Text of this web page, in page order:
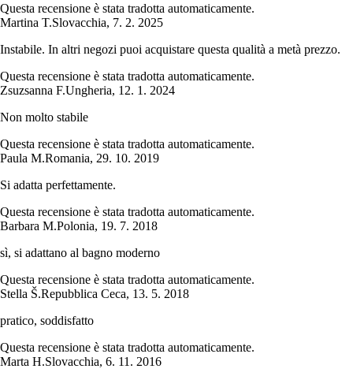
Questa recensione è stata tradotta automaticamente.
Martina T.Slovacchia, 7. 2. 2025
Instabile. In altri negozi puoi acquistare questa qualità a metà prezzo.
Questa recensione è stata tradotta automaticamente.
Zsuzsanna F.Ungheria, 12. 1. 2024
Non molto stabile
Questa recensione è stata tradotta automaticamente.
Paula M.Romania, 29. 10. 2019
Si adatta perfettamente.
Questa recensione è stata tradotta automaticamente.
Barbara M.Polonia, 19. 7. 2018
sì, si adattano al bagno moderno
Questa recensione è stata tradotta automaticamente.
Stella Š.Repubblica Ceca, 13. 5. 2018
pratico, soddisfatto
Questa recensione è stata tradotta automaticamente.
Marta H.Slovacchia, 6. 11. 2016